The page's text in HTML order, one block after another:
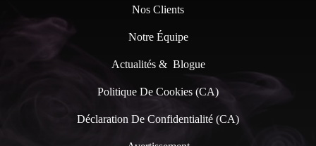
Nos Clients
Notre Équipe
Actualités & Blogue
Politique De Cookies (CA)
Déclaration De Confidentialité (CA)